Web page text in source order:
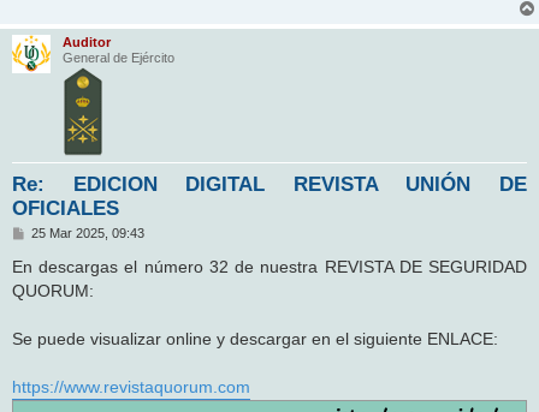
Auditor
General de Ejército
Re: EDICION DIGITAL REVISTA UNIÓN DE
OFICIALES
M
n
a
25 Mar 2025, 09:43
En descargas el número 32 de nuestra REVISTA DE SEGURIDAD
QUORUM:
Se puede visualizar online y descargar en el siguiente ENLACE:
https://www.revistaquorum.com